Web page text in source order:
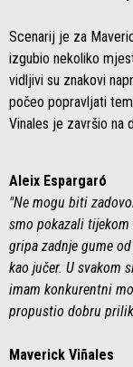
Scenarij je za
izgubio nekoliko
vidljivi su znakovi
počeo popravljati
Vinales je završio na
Aleix Espargaró
"Ne mogu biti
smo pokazali
gripa zadnje gume
kao jučer. U svakom
imam konkurentni
propustio dobru
Maverick Viñales